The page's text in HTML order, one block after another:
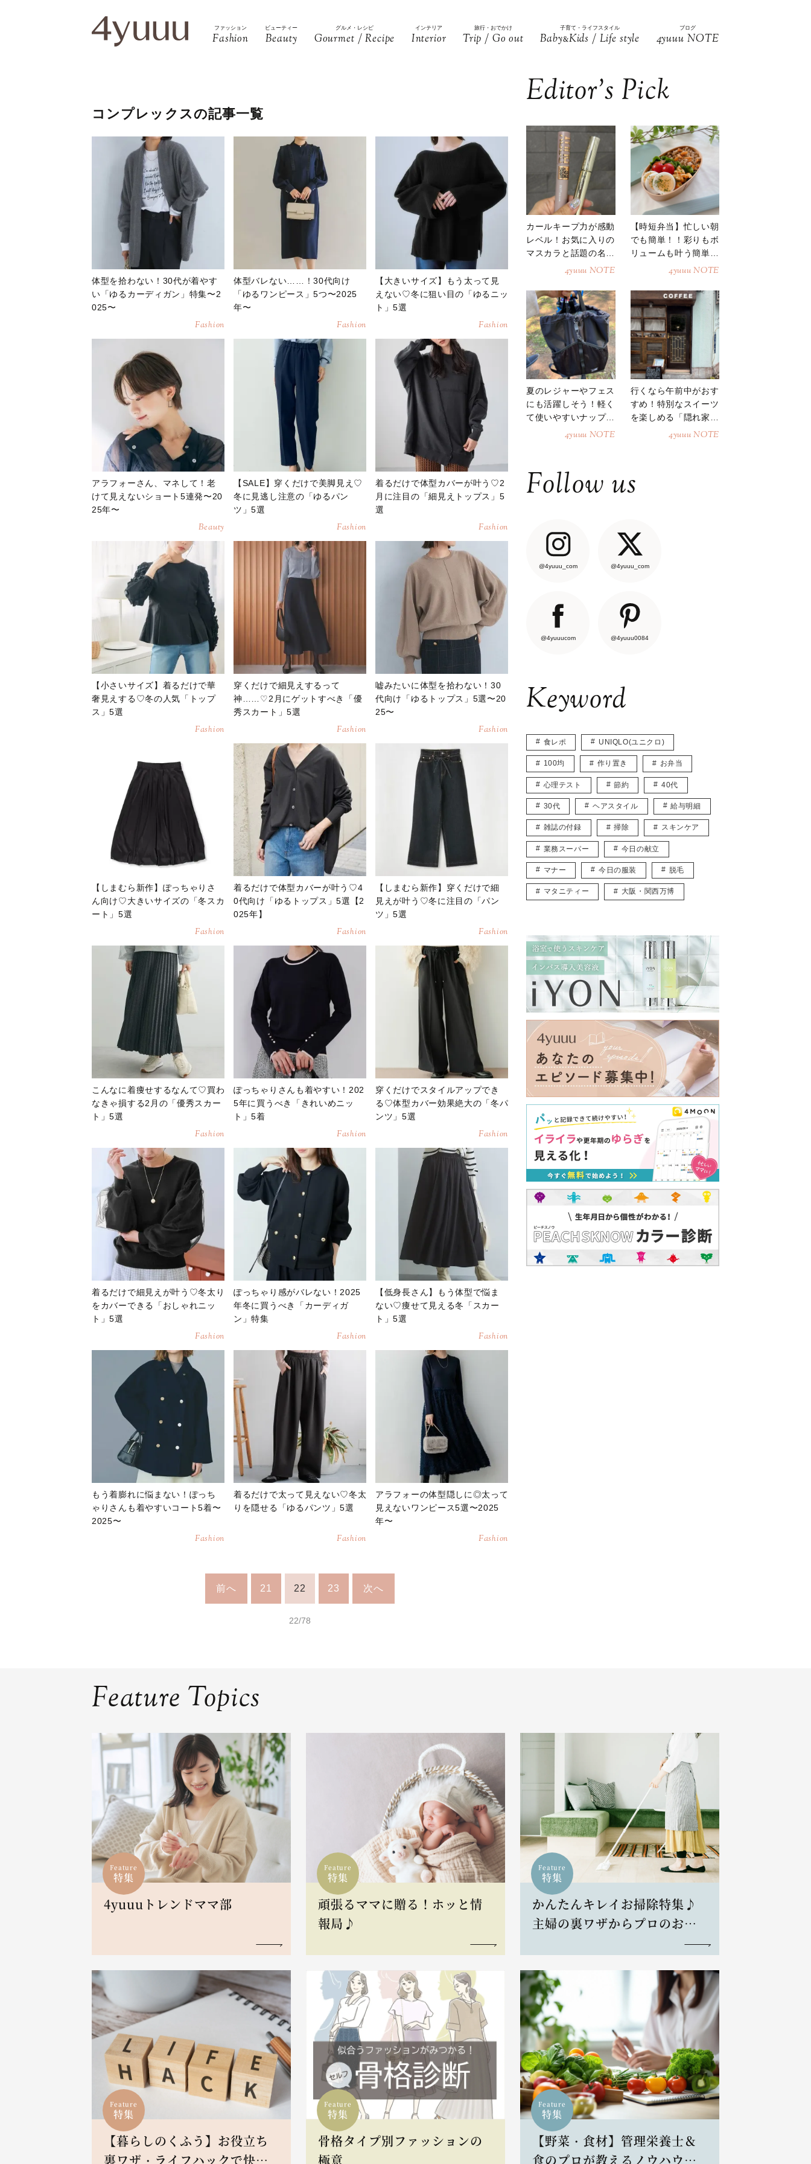
ファッション
Fashion
ビューティー
Beauty
グルメ・レシピ
Gourmet / Recipe
インテリア
Interior
旅行・おでかけ
Trip / Go out
子育て・ライフスタイル
Baby&Kids / Life style
ブログ
4yuuu NOTE
コンプレックスの記事一覧
体型を拾わない！30代が着やす
い「ゆるカーディガン」特集〜2
025〜
Fashion
体型バレない……！30代向け
「ゆるワンピース」5つ〜2025
年〜
Fashion
【大きいサイズ】もう太って見
えない♡冬に狙い目の「ゆるニッ
ト」5選
Fashion
アラフォーさん、マネして！老
けて見えないショート5連発〜20
25年〜
Beauty
【SALE】穿くだけで美脚見え♡
冬に見逃し注意の「ゆるパン
ツ」5選
Fashion
着るだけで体型カバーが叶う♡2
月に注目の「細見えトップス」5
選
Fashion
【小さいサイズ】着るだけで華
奢見えする♡冬の人気「トップ
ス」5選
Fashion
穿くだけで細見えするって
神……♡2月にゲットすべき「優
秀スカート」5選
Fashion
嘘みたいに体型を拾わない！30
代向け「ゆるトップス」5選〜20
25〜
Fashion
【しまむら新作】ぽっちゃりさ
ん向け♡大きいサイズの「冬スカ
ート」5選
Fashion
着るだけで体型カバーが叶う♡4
0代向け「ゆるトップス」5選【2
025年】
Fashion
【しまむら新作】穿くだけで細
見えが叶う♡冬に注目の「パン
ツ」5選
Fashion
こんなに着痩せするなんて♡買わ
なきゃ損する2月の「優秀スカー
ト」5選
Fashion
ぽっちゃりさんも着やすい！202
5年に買うべき「きれいめニッ
ト」5着
Fashion
穿くだけでスタイルアップでき
る♡体型カバー効果絶大の「冬パ
ンツ」5選
Fashion
着るだけで細見えが叶う♡冬太り
をカバーできる「おしゃれニッ
ト」5選
Fashion
ぽっちゃり感がバレない！2025
年冬に買うべき「カーディガ
ン」特集
Fashion
【低身長さん】もう体型で悩ま
ない♡痩せて見える冬「スカー
ト」5選
Fashion
もう着膨れに悩まない！ぽっち
ゃりさんも着やすいコート5着〜
2025〜
Fashion
着るだけで太って見えない♡冬太
りを隠せる「ゆるパンツ」5選
Fashion
アラフォーの体型隠しに◎太って
見えないワンピース5選〜2025
年〜
Fashion
前へ 21 22 23 次へ
22/78
Editor’s Pick
カールキープ力が感動
レベル！お気に入りの
マスカラと話題の名品
4yuuu NOTE
【時短弁当】忙しい朝
でも簡単！！彩りもボ
リュームも叶う簡単そ
4yuuu NOTE
夏のレジャーやフェス
にも活躍しそう！軽く
て使いやすいナップサ
4yuuu NOTE
行くなら午前中がおす
すめ！特別なスイーツ
を楽しめる「隠れ家カ
4yuuu NOTE
Follow us
@4yuuu_com @4yuuu_com
@4yuuucom @4yuuu0084
Keyword
食レポ UNIQLO(ユニクロ)
100均 作り置き お弁当
心理テスト 節約 40代
30代 ヘアスタイル 給与明細
雑誌の付録 掃除 スキンケア
業務スーパー 今日の献立
マナー 今日の服装 脱毛
マタニティー 大阪・関西万博
Feature Topics
Feature
特集
4yuuuトレンドママ部
Feature
特集
頑張るママに贈る！ホッと情
報局♪
Feature
特集
かんたんキレイお掃除特集♪
主婦の裏ワザからプロのお掃
Feature
特集
【暮らしのくふう】お役立ち
裏ワザ・ライフハックで快適L
Feature
特集
骨格タイプ別ファッションの
極意
Feature
特集
【野菜・食材】管理栄養士＆
食のプロが教えるノウハウと